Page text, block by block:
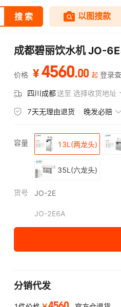
成都碧丽饮水机 JO-
价格 ¥4560.00 起 登录
四川成都送至 选择收货地址
7天无理由退货 晚发必赔
容量 13L(两龙头)
35L(六龙头)
货号 JO-2E
JO-2E6A
JO-4E5
分销代发